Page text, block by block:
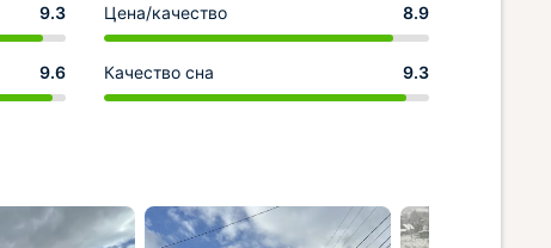
9.3 Цена/качество 8.9
9.6 Качество сна 9.3